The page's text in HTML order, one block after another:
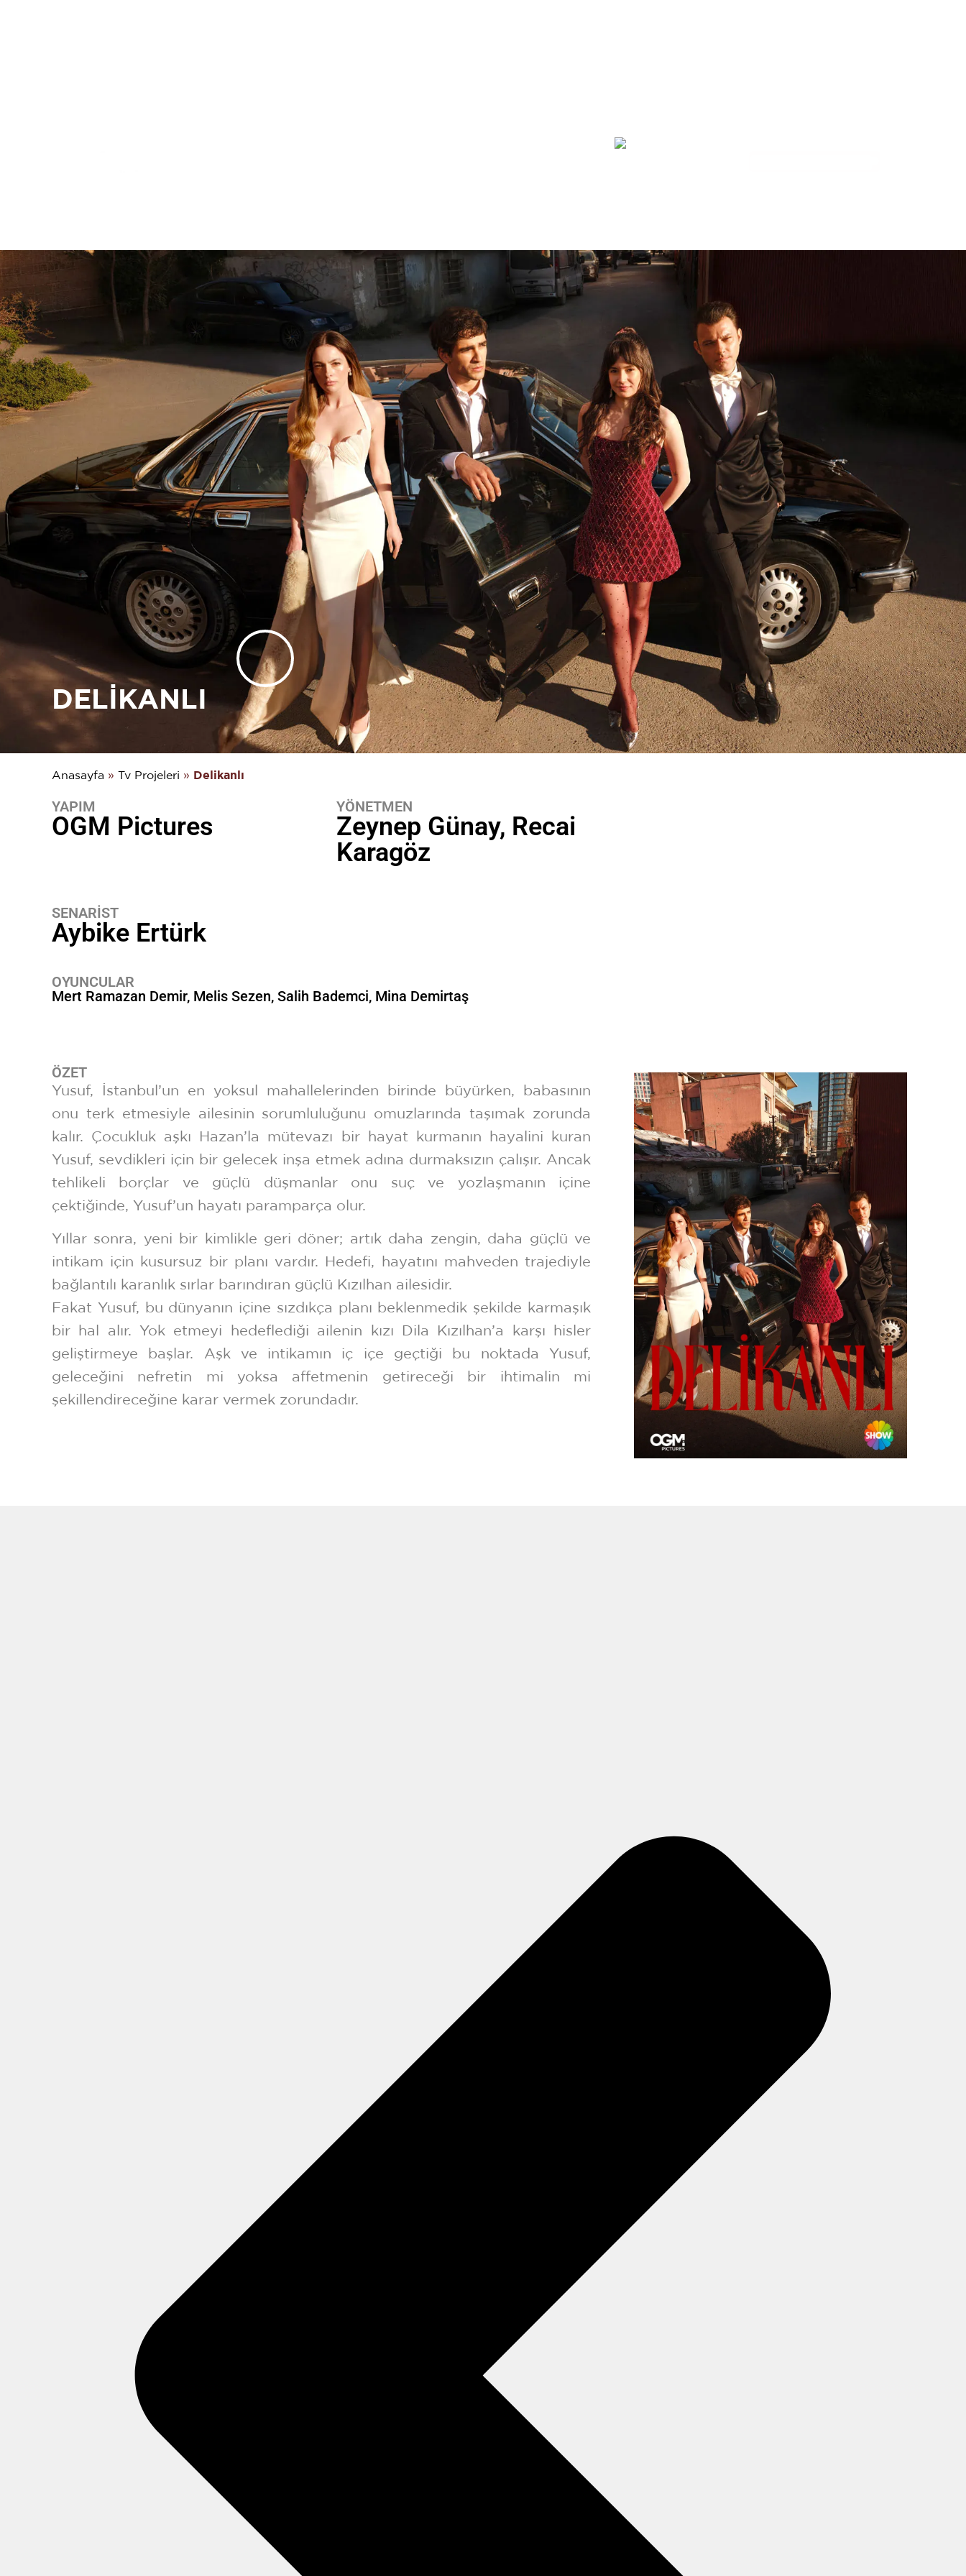
DELIKANLI
Anasayfa » Tv Projeleri » Delikanlı
YAPIM
OGM Pictures
YÖNETMEN
Zeynep Günay Recai
Karagöz
SENARİST
Aybike Ertürk
OYUNCULAR
Mert Ramazan Demir Melis Sezen Salih Bademci Mina Demirtaş
ÖZET
Yusuf, İstanbul’un en yoksul mahallelerinden birinde büyürken, babasının
onu terk etmesiyle ailesinin sorumluluğunu omuzlarında taşımak zorunda
kalır. Çocukluk aşkı Hazan’la mütevazı bir hayat kurmanın hayalini kuran
Yusuf, sevdikleri için bir gelecek inşa etmek adına durmaksızın çalışır. Ancak
tehlikeli borçlar ve güçlü düşmanlar onu suç ve yozlaşmanın içine
çektiğinde, Yusuf’un hayatı paramparça olur.
Yıllar sonra, yeni bir kimlikle geri döner; artık daha zengin, daha güçlü ve
intikam için kusursuz bir planı vardır. Hedefi, hayatını mahveden trajediyle
bağlantılı karanlık sırlar barındıran güçlü Kızılhan ailesidir.
Fakat Yusuf, bu dünyanın içine sızdıkça planı beklenmedik şekilde karmaşık
bir hal alır. Yok etmeyi hedeflediği ailenin kızı Dila Kızılhan’a karşı hisler
geliştirmeye başlar. Aşk ve intikamın iç içe geçtiği bu noktada Yusuf,
geleceğini nefretin mi yoksa affetmenin getireceği bir ihtimalin mi
şekillendireceğine karar vermek zorundadır.